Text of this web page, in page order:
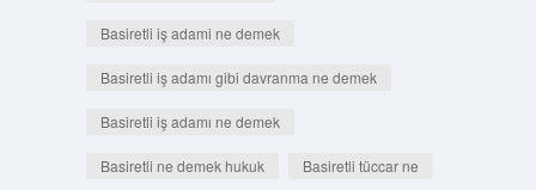
Basiretli iş adami ne demek
Basiretli iş adamı gibi davranma ne demek
Basiretli iş adamı ne demek
Basiretli ne demek hukuk Basiretli tüccar ne